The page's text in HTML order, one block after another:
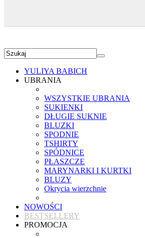
YULIYA BABICH
UBRANIA
WSZYSTKIE UBRANIA
SUKIENKI
DŁUGIE SUKNIE
BLUZKI
SPODNIE
TSHIRTY
SPÓDNICE
PŁASZCZE
MARYNARKI I KURTKI
BLUZY
Okrycia wierzchnie
NOWOŚCI
BESTSELLERY
PROMOCJA